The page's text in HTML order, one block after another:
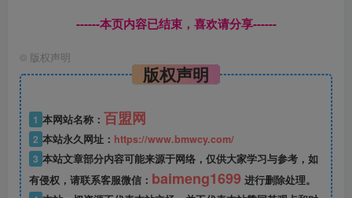
------本页内容已结束，喜欢请分享------
© 版权声明
版权声明
1 本网站名称： 百盟网
2 本站永久网址： https://www.bmwcy.com/
3 本站文章部分内容可能来源于网络，仅供大家学习与参考，如
有侵权，请联系客服微信： baimeng1699 进行删除处理。